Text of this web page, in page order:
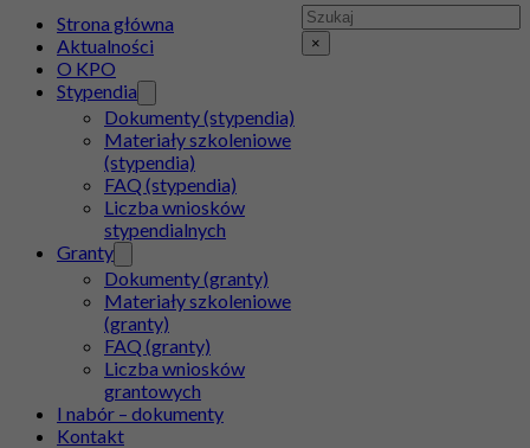
Strona główna
Aktualności
O KPO
Stypendia
Dokumenty (stypendia)
Materiały szkoleniowe
(stypendia)
FAQ (stypendia)
Liczba wniosków
stypendialnych
Granty
Dokumenty (granty)
Materiały szkoleniowe
(granty)
FAQ (granty)
Liczba wniosków
grantowych
I nabór – dokumenty
Kontakt
Szukaj
×